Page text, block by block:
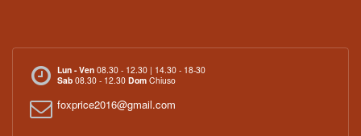
Lun - Ven 08.30 - 12.30 | 14.30 - 18-30
Sab 08.30 - 12.30 Dom Chiuso
foxprice2016@gmail.com